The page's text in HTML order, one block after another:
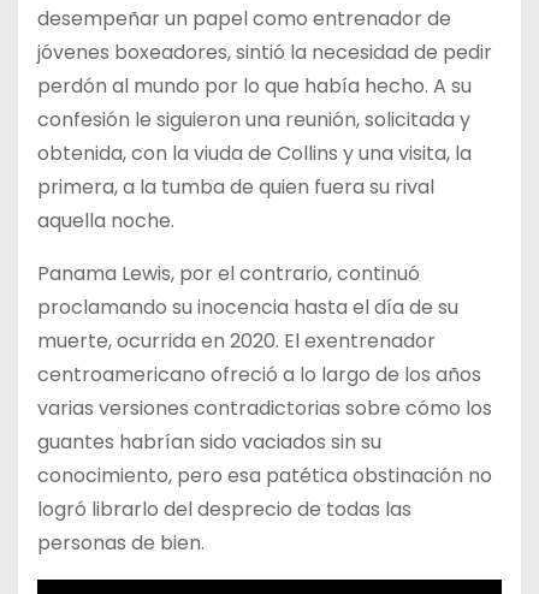
desempeñar un papel como entrenador de
jóvenes boxeadores, sintió la necesidad de pedir
perdón al mundo por lo que había hecho. A su
confesión le siguieron una reunión, solicitada y
obtenida, con la viuda de Collins y una visita, la
primera, a la tumba de quien fuera su rival
aquella noche.
Panama Lewis, por el contrario, continuó
proclamando su inocencia hasta el día de su
muerte, ocurrida en 2020. El exentrenador
centroamericano ofreció a lo largo de los años
varias versiones contradictorias sobre cómo los
guantes habrían sido vaciados sin su
conocimiento, pero esa patética obstinación no
logró librarlo del desprecio de todas las
personas de bien.